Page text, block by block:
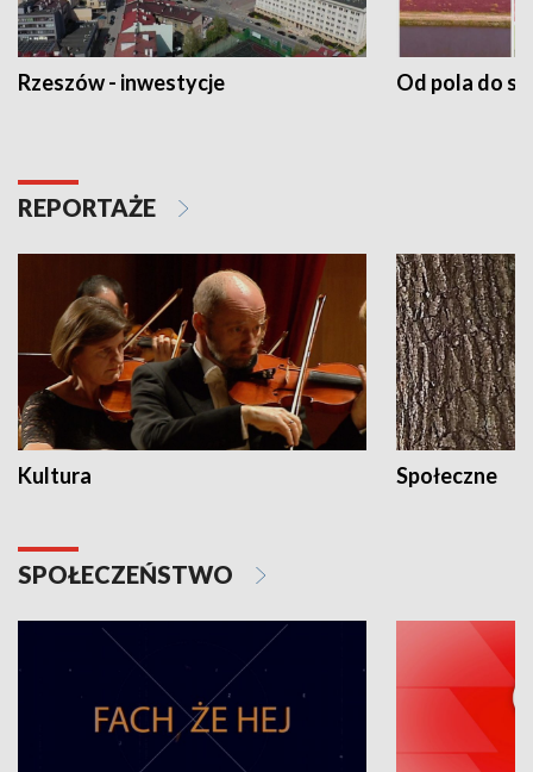
Rzeszów - inwestycje Od pola do
REPORTAŻE
Kultura Społeczne
SPOŁECZEŃSTWO